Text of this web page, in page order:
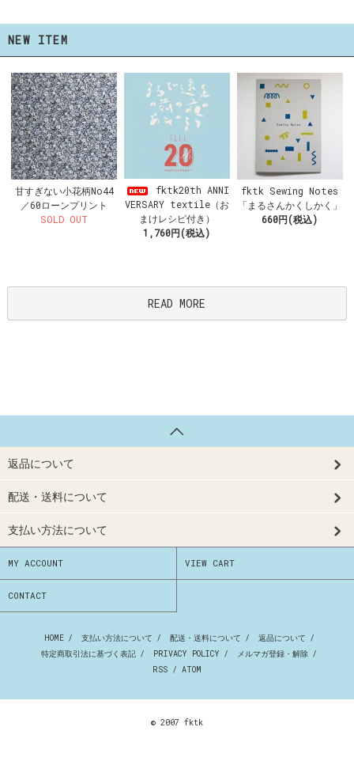
NEW ITEM
甘すぎない小花柄No44
／60ローンプリント
SOLD OUT
fktk20th ANNI
VERSARY textile（お
まけレシピ付き）
1,760円(税込)
fktk Sewing Notes
「まるさんかくしかく」
660円(税込)
READ MORE
返品について
配送・送料について
支払い方法について
MY ACCOUNT VIEW CART
CONTACT
HOME / 支払い方法について / 配送・送料について / 返品について /
特定商取引法に基づく表記 / PRIVACY POLICY / メルマガ登録・解除 /
RSS / ATOM
© 2007 fktk